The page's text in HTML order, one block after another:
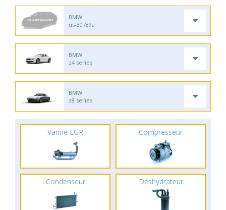
BMW
us-30789a
BMW
z4 series
BMW
z8 series
Vanne EGR Compresseur
Condenseur Déshydrateur